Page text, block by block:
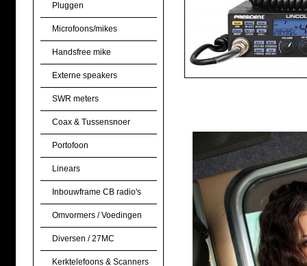
Pluggen
Microfoons/mikes
Handsfree mike
Externe speakers
SWR meters
Coax & Tussensnoer
Portofoon
Linears
Inbouwframe CB radio's
Omvormers / Voedingen
Diversen / 27MC
Kerktelefoons & Scanners